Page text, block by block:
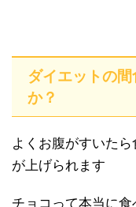
ダイエットの
か？
よくお腹がすいた
が上げられます
チョコって本当に